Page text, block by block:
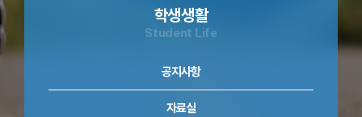
학생생활
Student Life
공지사항
자료실